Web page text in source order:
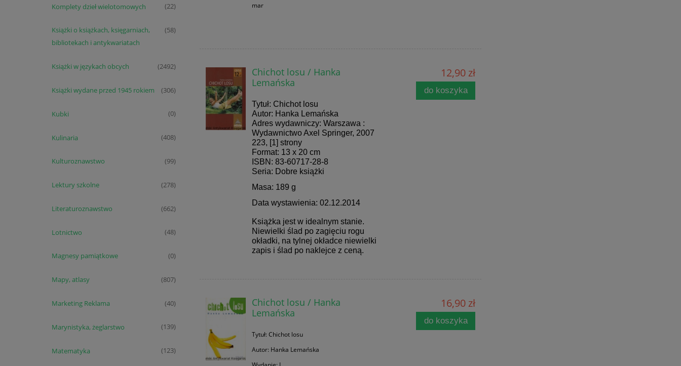
Komplety dzieł wielotomowych (22)
Książki o książkach, księgarniach,
bibliotekach i antykwariatach
(58)
Książki w językach obcych (2492)
Książki wydane przed 1945 rokiem (306)
Kubki (0)
Kulinaria (408)
Kulturoznawstwo (99)
Lektury szkolne (278)
Literaturoznawstwo (662)
Lotnictwo (48)
Magnesy pamiątkowe (0)
Mapy, atlasy (807)
Marketing Reklama (40)
Marynistyka, żeglarstwo (139)
Matematyka (123)
mar
Chichot losu / Hanka
Lemańska
Tytuł: Chichot losu
Autor: Hanka Lemańska
Adres wydawniczy: Warszawa :
Wydawnictwo Axel Springer, 2007
223, [1] strony
Format: 13 x 20 cm
ISBN: 83-60717-28-8
Seria: Dobre książki
Masa: 189 g
Data wystawienia: 02.12.2014
Książka jest w idealnym stanie.
Niewielki ślad po zagięciu rogu
okładki, na tylnej okładce niewielki
zapis i ślad po naklejce z ceną.
12,90 zł
do koszyka
Chichot losu / Hanka
Lemańska
Tytuł: Chichot losu
Autor: Hanka Lemańska
16,90 zł
do koszyka